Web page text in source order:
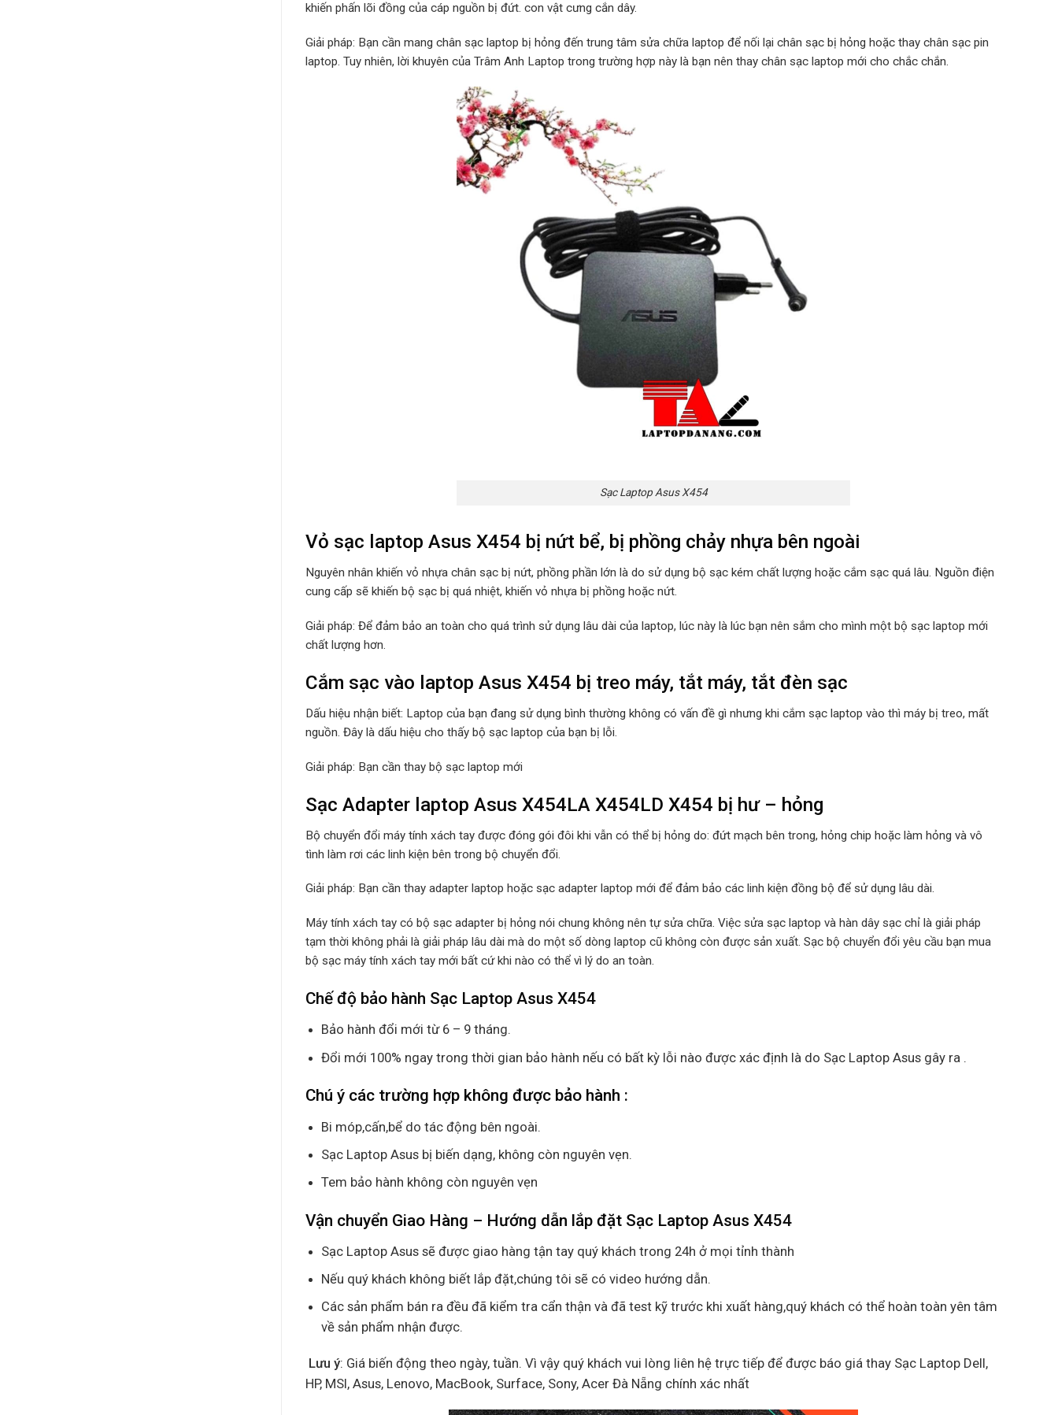
khiến phấn lõi đồng của cáp nguồn bị đứt. con vật cưng cắn dây.
Giải pháp: Bạn cần mang chân sạc laptop bị hỏng đến trung tâm sửa chữa laptop để nối lại chân sạc bị hỏng hoặc thay chân sạc pin
laptop. Tuy nhiên, lời khuyên của Trâm Anh Laptop trong trường hợp này là bạn nên thay chân sạc laptop mới cho chắc chắn.
Sạc Laptop Asus X454
Vỏ sạc laptop Asus X454 bị nứt bể, bị phồng chảy nhựa bên ngoài
Nguyên nhân khiến vỏ nhựa chân sạc bị nứt, phồng phần lớn là do sử dụng bộ sạc kém chất lượng hoặc cắm sạc quá lâu. Nguồn điện
cung cấp sẽ khiến bộ sạc bị quá nhiệt, khiến vỏ nhựa bị phồng hoặc nứt.
Giải pháp: Để đảm bảo an toàn cho quá trình sử dụng lâu dài của laptop, lúc này là lúc bạn nên sắm cho mình một bộ sạc laptop mới
chất lượng hơn.
Cắm sạc vào laptop Asus X454 bị treo máy, tắt máy, tắt đèn sạc
Dấu hiệu nhận biết: Laptop của bạn đang sử dụng bình thường không có vấn đề gì nhưng khi cắm sạc laptop vào thì máy bị treo, mất
nguồn. Đây là dấu hiệu cho thấy bộ sạc laptop của bạn bị lỗi.
Giải pháp: Bạn cần thay bộ sạc laptop mới
Sạc Adapter laptop Asus X454LA X454LD X454 bị hư – hỏng
Bộ chuyển đổi máy tính xách tay được đóng gói đôi khi vẫn có thể bị hỏng do: đứt mạch bên trong, hỏng chip hoặc làm hỏng và vô
tình làm rơi các linh kiện bên trong bộ chuyển đổi.
Giải pháp: Bạn cần thay adapter laptop hoặc sạc adapter laptop mới để đảm bảo các linh kiện đồng bộ để sử dụng lâu dài.
Máy tính xách tay có bộ sạc adapter bị hỏng nói chung không nên tự sửa chữa. Việc sửa sạc laptop và hàn dây sạc chỉ là giải pháp
tạm thời không phải là giải pháp lâu dài mà do một số dòng laptop cũ không còn được sản xuất. Sạc bộ chuyển đổi yêu cầu bạn mua
bộ sạc máy tính xách tay mới bất cứ khi nào có thể vì lý do an toàn.
Chế độ bảo hành Sạc Laptop Asus X454
Bảo hành đổi mới từ 6 – 9 tháng.
Đổi mới 100% ngay trong thời gian bảo hành nếu có bất kỳ lỗi nào được xác định là do Sạc Laptop Asus gây ra .
Chú ý các trường hợp không được bảo hành :
Bi móp,cấn,bể do tác động bên ngoài.
Sạc Laptop Asus bị biến dạng, không còn nguyên vẹn.
Tem bảo hành không còn nguyên vẹn
Vận chuyển Giao Hàng – Hướng dẫn lắp đặt Sạc Laptop Asus X454
Sạc Laptop Asus sẽ được giao hàng tận tay quý khách trong 24h ở mọi tỉnh thành
Nếu quý khách không biết lắp đặt,chúng tôi sẽ có video hướng dẫn.
Các sản phẩm bán ra đều đã kiểm tra cẩn thận và đã test kỹ trước khi xuất hàng,quý khách có thể hoàn toàn yên tâm
về sản phẩm nhận được.
Lưu ý: Giá biến động theo ngày, tuần. Vì vậy quý khách vui lòng liên hệ trực tiếp để được báo giá thay Sạc Laptop Dell,
HP, MSI, Asus, Lenovo, MacBook, Surface, Sony, Acer Đà Nẵng chính xác nhất